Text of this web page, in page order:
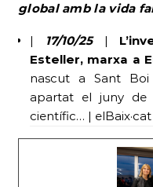
global amb la vida
| 17/10/25 |
Esteller, marxa a
nascut a Sant
apartat el juny de
científic… | elBaix·cat